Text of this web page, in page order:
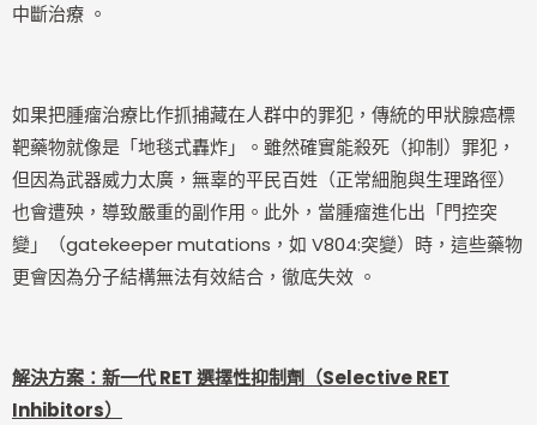
中斷治療 。
如果把腫瘤治療比作抓捕藏在人群中的罪犯，傳統的甲狀腺癌標
靶藥物就像是「地毯式轟炸」。雖然確實能殺死（抑制）罪犯，
但因為武器威力太廣，無辜的平民百姓（正常細胞與生理路徑）
也會遭殃，導致嚴重的副作用。此外，當腫瘤進化出「門控突
變」（gatekeeper mutations，如 V804:突變）時，這些藥物
更會因為分子結構無法有效結合，徹底失效 。
解決方案：新一代 RET 選擇性抑制劑（Selective RET
Inhibitors）